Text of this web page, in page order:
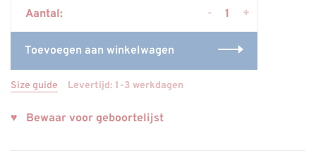
Aantal: +
-
Toevoegen aan winkelwagen
Size guide Levertijd: 1-3 werkdagen
♥ Bewaar voor geboortelijst